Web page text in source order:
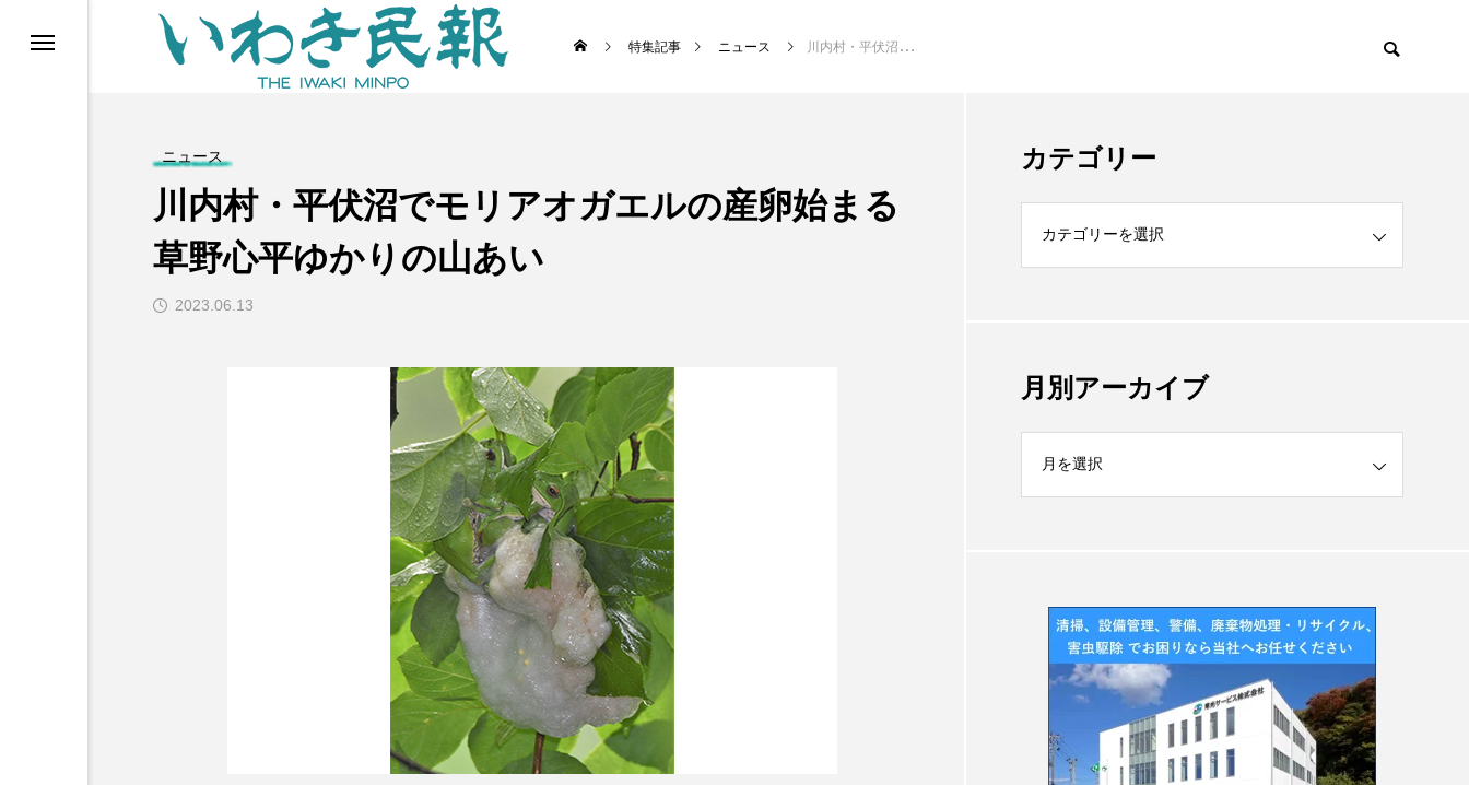
特集記事 ニュース 川内村・平伏沼でモリアオガエルの産卵始まる 草野心平ゆかりの山あい
ニュース
川内村・平伏沼でモリアオガエルの産卵始まる
草野心平ゆかりの山あい
2023.06.13
カテゴリー
月別アーカイブ